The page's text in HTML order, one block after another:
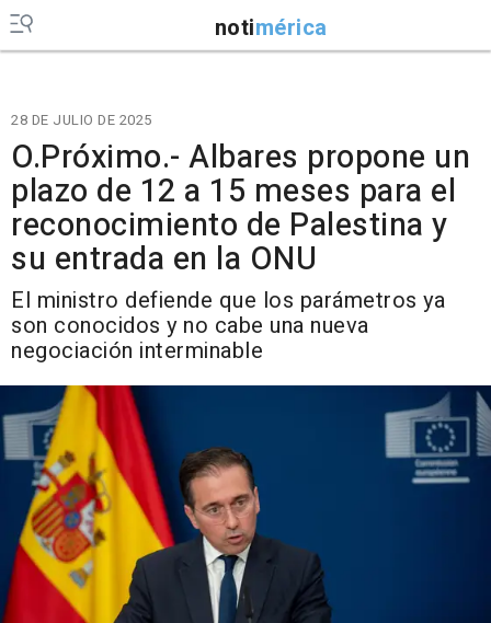
notimérica
28 DE JULIO DE 2025
O.Próximo.- Albares propone un
plazo de 12 a 15 meses para el
reconocimiento de Palestina y
su entrada en la ONU
El ministro defiende que los parámetros ya
son conocidos y no cabe una nueva
negociación interminable